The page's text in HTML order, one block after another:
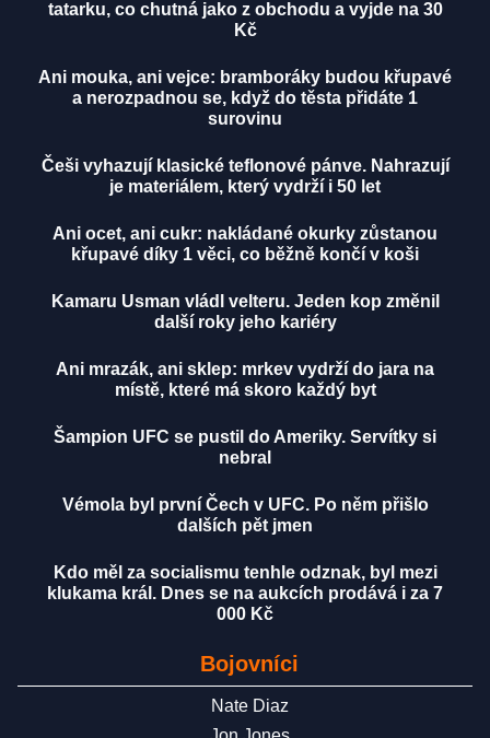
tatarku, co chutná jako z obchodu a vyjde na 30
Kč
Ani mouka, ani vejce: bramboráky budou křupavé
a nerozpadnou se, když do těsta přidáte 1
surovinu
Češi vyhazují klasické teflonové pánve. Nahrazují
je materiálem, který vydrží i 50 let
Ani ocet, ani cukr: nakládané okurky zůstanou
křupavé díky 1 věci, co běžně končí v koši
Kamaru Usman vládl velteru. Jeden kop změnil
další roky jeho kariéry
Ani mrazák, ani sklep: mrkev vydrží do jara na
místě, které má skoro každý byt
Šampion UFC se pustil do Ameriky. Servítky si
nebral
Vémola byl první Čech v UFC. Po něm přišlo
dalších pět jmen
Kdo měl za socialismu tenhle odznak, byl mezi
klukama král. Dnes se na aukcích prodává i za 7
000 Kč
Bojovníci
Nate Diaz